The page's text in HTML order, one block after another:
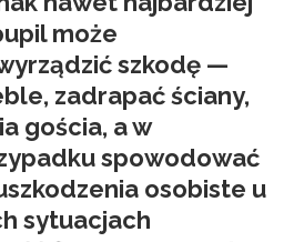
może
szkodę —
zadrapać ściany,
gościa, a w
spowodować
osobiste u
sytuacjach